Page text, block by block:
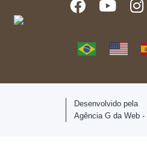
Desenvolvido pela
Agência G da Web